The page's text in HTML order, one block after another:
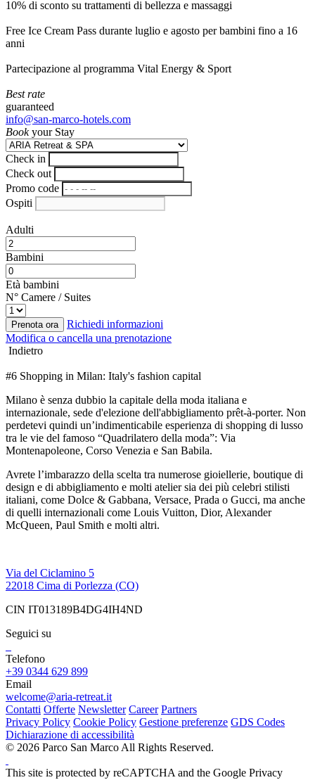
10% di sconto su trattamenti di bellezza e massaggi
Free Ice Cream Pass durante luglio e agosto per bambini fino a 16
anni
Partecipazione al programma Vital Energy & Sport
Best rate
guaranteed
info@san-marco-hotels.com
Bookyour Stay
Check in
Check out
Promo code
Ospiti
Adulti
Bambini
Età bambini
N° Camere / Suites
Prenota ora
Richiedi informazioni
Modifica o cancella una prenotazione
Indietro
#6 Shopping in Milan: Italy's fashion capital
Milano è senza dubbio la capitale della moda italiana e
internazionale, sede d'elezione dell'abbigliamento prêt-à-porter. Non
perdetevi quindi un’indimenticabile esperienza di shopping di lusso
tra le vie del famoso “Quadrilatero della moda”: Via
Montenapoleone, Corso Venezia e San Babila.
Avrete l’imbarazzo della scelta tra numerose gioiellerie, boutique di
design e di abbigliamento e molti atelier sia dei più celebri stilisti
italiani, come Dolce & Gabbana, Versace, Prada o Gucci, ma anche
di quelli internazionali come Louis Vuitton, Dior, Alexander
McQueen, Paul Smith e molti altri.
Via del Ciclamino 5
22018 Cima di Porlezza (CO)
CIN IT013189B4DG4IH4ND
Seguici su
Telefono
+39 0344 629 899
Email
welcome@aria-retreat.it
Contatti Offerte Newsletter Career Partners
Privacy Policy Cookie Policy Gestione preferenze GDS Codes
Dichiarazione di accessibilità
© 2026 Parco San Marco All Rights Reserved.
This site is protected by reCAPTCHA and the Google Privacy